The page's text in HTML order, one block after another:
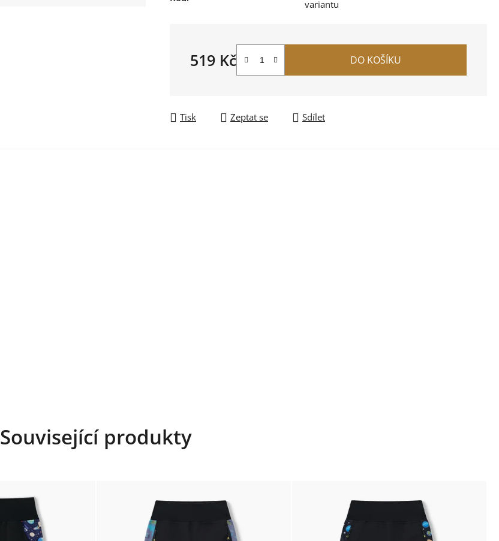
variantu
519 Kč
Měrná cena:
DO KOŠÍKU
Tisk Zeptat se Sdílet
Související produkty